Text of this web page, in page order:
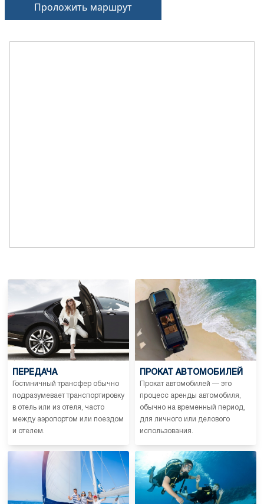
Проложить маршрут
ПЕРЕДАЧА
Гостиничный трансфер обычно
подразумевает транспортировку
в отель или из отеля, часто
между аэропортом или поездом
и отелем.
ПРОКАТ АВТОМОБИЛЕЙ
Прокат автомобилей — это
процесс аренды автомобиля,
обычно на временный период,
для личного или делового
использования.